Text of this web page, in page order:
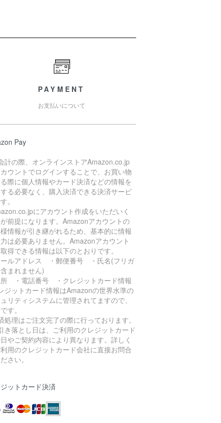
PAYMENT
お支払いについて
Pay
計の際、オンラインストアAmazon.co.jp
ウントでログインすることで、お買い物
際に個人情報やカード決済などの情報を
る必要なく、購入決済できる決済サービ
。
にアカウント作成をいただいく
前提になります。Amazonアカウントの
情報が引き継がれるため、基本的に情報
は必要ありません。Amazonアカウント
得できる情報は以下のとおりです。
ールアドレス ・郵便番号 ・氏名(フリガ
まれません)
所 ・電話番号 ・クレジットカード情報
ジットカード情報はAmazonの世界水準の
リティシステムに管理されてますので、
す。
処理はご注文完了の際に行っております。
き落とし日は、ご利用のクレジットカード
やご契約内容により異なります。詳しく
用のクレジットカード会社に直接お問合
さい。
ットカード決済